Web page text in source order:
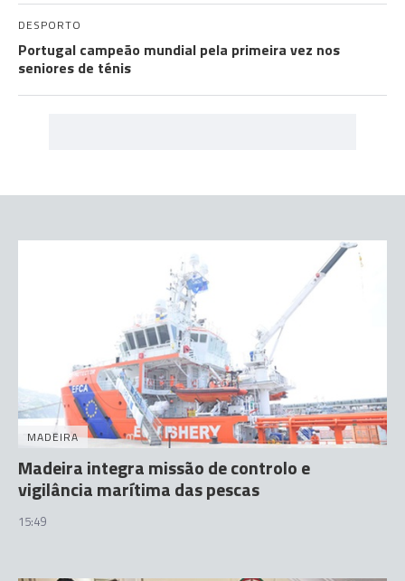
DESPORTO
Portugal campeão mundial pela primeira vez nos
seniores de ténis
MADEIRA
Madeira integra missão de controlo e
vigilância marítima das pescas
15:49